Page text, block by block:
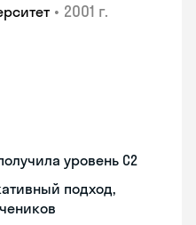
• 2001 г.
уровень С2
подход,